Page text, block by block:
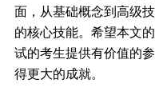
面，从基础概念到高级
的核心技能。希望本文
试的考生提供有价值的
得更大的成就。